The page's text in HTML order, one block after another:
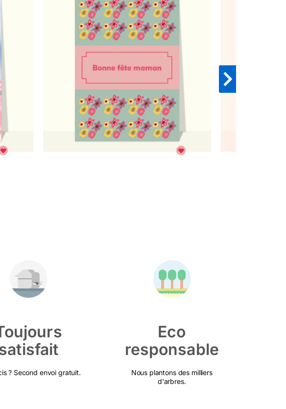
? Second envoi gratuit.
Eco
responsable
Nous plantons des milliers
d'arbres.